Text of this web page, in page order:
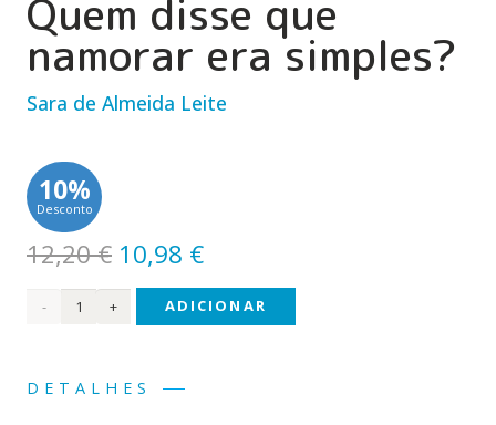
Quem disse que
namorar era simples?
Sara de Almeida Leite
10%
Desconto
12,20€ O
preço
original
12,20 €.
10,98 €O
preço
atual
Quantidade
ADICIONAR
DETALHES